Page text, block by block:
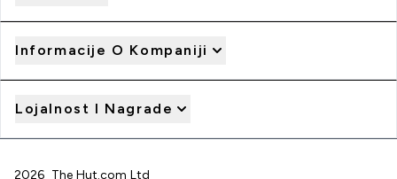
Informacije O Kompaniji
Lojalnost I Nagrade
2026 The Hut.com Ltd